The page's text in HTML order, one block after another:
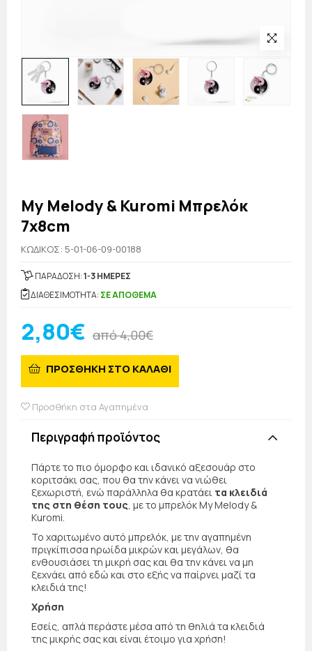
My Melody & Kuromi Μπρελόκ
7x8cm
KΩΔΙΚΟΣ: 5-01-06-09-00188
ΠΑΡΑΔΟΣΗ:1-3 ΗΜΕΡΕΣ
ΔΙΑΘΕΣΙΜΟΤΗΤΑ: ΣΕ ΑΠΟΘΕΜΑ
2,80€ από 4,00€
ΠΡΟΣΘΗΚΗ ΣΤΟ ΚΑΛΑΘΙ
Προσθήκη στα Αγαπημένα
Περιγραφή προϊόντος
Πάρτε το πιο όμορφο και ιδανικό αξεσουάρ στο
κοριτσάκι σας, που θα την κάνει να νιώθει
ξεχωριστή, ενώ παράλληλα θα κρατάει τα κλειδιά
της στη θέση τους, με το μπρελόκ My Melody &
Kuromi.
Το χαριτωμένο αυτό μπρελόκ, με την αγαπημένη
πριγκίπισσα ηρωίδα μικρών και μεγάλων, θα
ενθουσιάσει τη μικρή σας και θα την κάνει να μη
ξεχνάει από εδώ και στο εξής να παίρνει μαζί τα
κλειδιά της!
Χρήση
Εσείς, απλά περάστε μέσα από τη θηλιά τα κλειδιά
της μικρής σας και είναι έτοιμο για χρήση!